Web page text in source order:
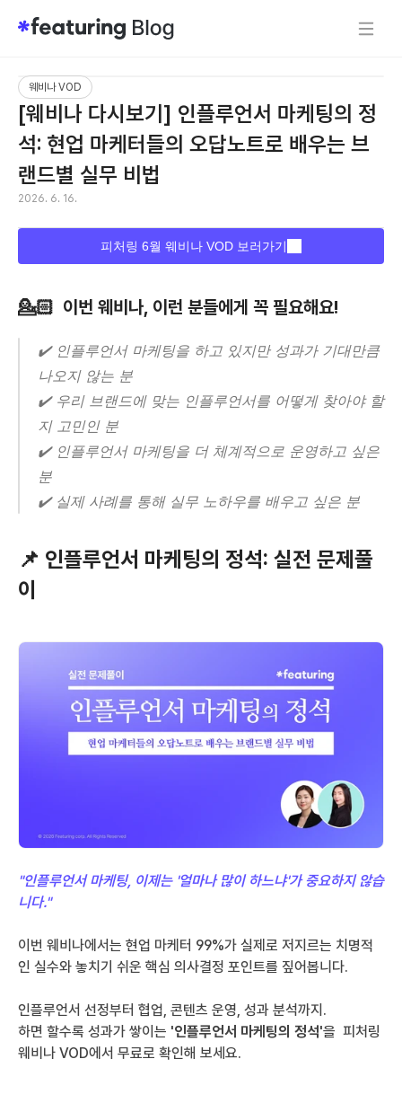
웨비나 VOD
[웨비나 다시보기] 인플루언서 마케팅의 정
석: 현업 마케터들의 오답노트로 배우는 브
랜드별 실무 비법
2026. 6. 16.
피처링 6월 웨비나 VOD 보러가기
💁🏻 이번 웨비나, 이런 분들에게 꼭 필요해요!
✔️ 인플루언서 마케팅을 하고 있지만 성과가 기대만큼
나오지 않는 분
✔️ 우리 브랜드에 맞는 인플루언서를 어떻게 찾아야 할
지 고민인 분
✔️ 인플루언서 마케팅을 더 체계적으로 운영하고 싶은
분
✔️ 실제 사례를 통해 실무 노하우를 배우고 싶은 분
📌 인플루언서 마케팅의 정석: 실전 문제풀
이
"인플루언서 마케팅, 이제는 '얼마나 많이 하느냐'가 중요하지 않습
니다."
이번 웨비나에서는 현업 마케터 99%가 실제로 저지르는 치명적
인 실수와 놓치기 쉬운 핵심 의사결정 포인트를 짚어봅니다.
인플루언서 선정부터 협업, 콘텐츠 운영, 성과 분석까지.
하면 할수록 성과가 쌓이는 '인플루언서 마케팅의 정석'을  피처링
웨비나 VOD에서 무료로 확인해 보세요.